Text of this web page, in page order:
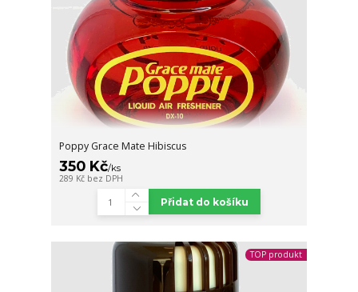
Poppy Grace Mate Hibiscus
350 Kč/ks
289 Kč bez DPH
Přidat do košíku
TOP produkt